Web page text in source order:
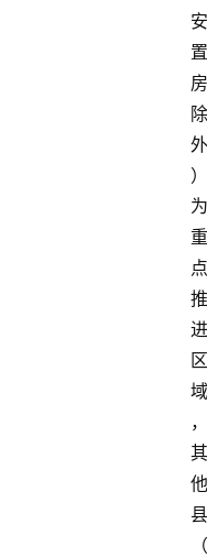
安
置
房
除
外
）
为
重
点
推
进
区
域
，
其
他
县
（